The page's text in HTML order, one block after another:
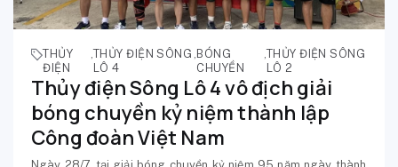
THỦY
ĐIỆN
,THỦY ĐIỆN SÔNG
LÔ 4
, BÓNG
CHUYỀN
,THỦY ĐIỆN SÔNG
LÔ 2
Thủy điện Sông Lô 4 vô địch giải
bóng chuyền kỷ niệm thành lập
Công đoàn Việt Nam